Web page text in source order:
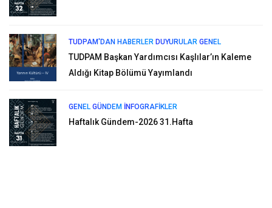
TUDPAM'DAN HABERLER DUYURULAR GENEL
TUDPAM Başkan Yardımcısı Kaşlılar’ın Kaleme
Aldığı Kitap Bölümü Yayımlandı
GENEL GÜNDEM İNFOGRAFIKLER
Haftalık Gündem-2026 31.Hafta